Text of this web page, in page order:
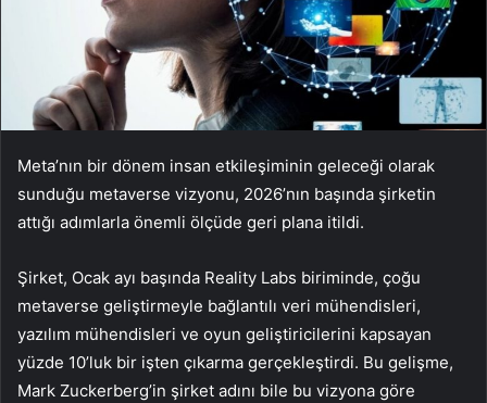
Meta’nın bir dönem insan etkileşiminin geleceği olarak
sunduğu metaverse vizyonu, 2026’nın başında şirketin
attığı adımlarla önemli ölçüde geri plana itildi.
Şirket, Ocak ayı başında Reality Labs biriminde, çoğu
metaverse geliştirmeyle bağlantılı veri mühendisleri,
yazılım mühendisleri ve oyun geliştiricilerini kapsayan
yüzde 10’luk bir işten çıkarma gerçekleştirdi. Bu gelişme,
Mark Zuckerberg’in şirket adını bile bu vizyona göre